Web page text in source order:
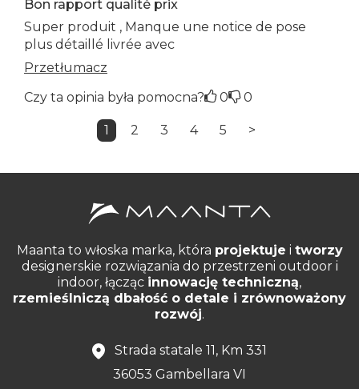
Bon rapport qualité prix
Super produit , Manque une notice de pose
plus détaillé livrée avec
Przetłumacz
Czy ta opinia była pomocna?
0 0
1 2 3 4 5 >
Maanta to włoska marka, która projektuje i tworzy
designerskie rozwiązania do przestrzeni outdoor i
indoor, łącząc innowację techniczną,
rzemieślniczą dbałość o detale i zrównoważony
rozwój.
Strada statale 11, Km 331
36053 Gambellara VI